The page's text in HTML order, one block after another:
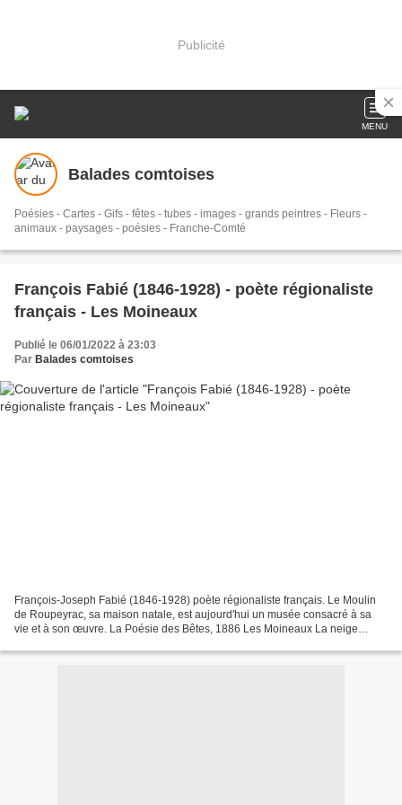
Publicité
MENU
Balades comtoises
Poésies - Cartes - Gifs - fêtes - tubes - images - grands peintres - Fleurs -
animaux - paysages - poésies - Franche-Comté
François Fabié (1846-1928) - poète régionaliste
français - Les Moineaux
Publié le 06/01/2022 à 23:03
Par Balades comtoises
François-Joseph Fabié (1846-1928) poète régionaliste français. Le Moulin
de Roupeyrac, sa maison natale, est aujourd'hui un musée consacré à sa
vie et à son œuvre. La Poésie des Bêtes, 1886 Les Moineaux La neige